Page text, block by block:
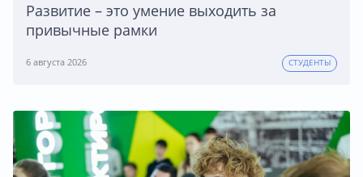
Развитие – это умение выходить за
привычные рамки
6 августа 2026 СТУДЕНТЫ